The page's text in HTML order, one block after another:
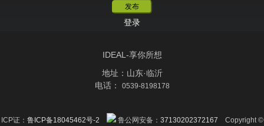
发布
登录
IDEAL-享你所想
地址：山东·临沂
电话：
0539-8198178
ICP证： 鲁ICP备18045462号-2 鲁公网安备： 37130202372167
Copyright ©